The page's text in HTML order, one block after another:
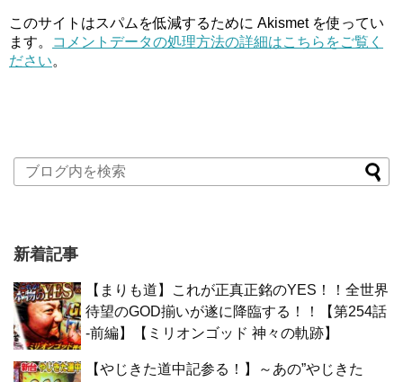
このサイトはスパムを低減するために Akismet を使ってい
ます。
コメントデータの処理方法の詳細はこちらをご覧く
ださい。
新着記事
【まりも道】これが正真正銘のYES！！全世界
待望のGOD揃いが遂に降臨する！！【第254話
-前編】【ミリオンゴッド 神々の軌跡】
【やじきた道中記参る！】～あの”やじきた